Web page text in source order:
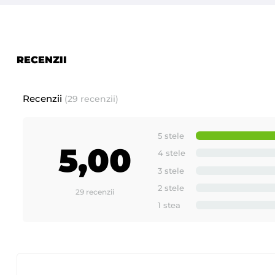
RECENZII
Recenzii (29 recenzii)
5,00
29 recenzii
5 stele
4 stele
3 stele
2 stele
1 stea